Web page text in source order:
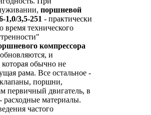
поршневой
1,0/3,5-251 - практически
технического
компрессора
обновляются, и
которая обычно не
рама. Все остальное -
поршни,
первичный двигатель, в
расходные материалы.
частого